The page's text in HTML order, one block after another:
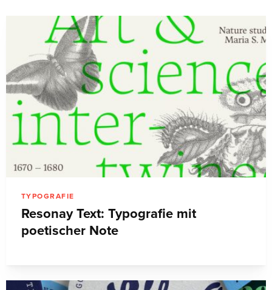
TYPOGRAFIE
Resonay Text: Typografie mit
poetischer Note